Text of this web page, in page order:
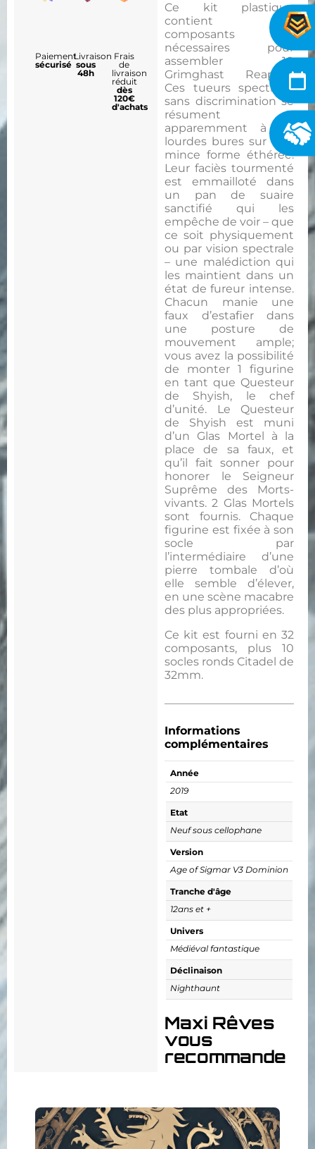
Ce kit plastique
contient les
composants
nécessaires pour
assembler 10
Grimghast Reapers.
Ces tueurs spectraux
sans discrimination se
résument
apparemment à de
lourdes bures sur une
mince forme éthérée.
Leur faciès tourmenté
est emmailloté dans
un pan de suaire
sanctifié qui les
empêche de voir – que
ce soit physiquement
ou par vision spectrale
– une malédiction qui
les maintient dans un
état de fureur intense.
Chacun manie une
faux d’estafier dans
une posture de
mouvement ample;
vous avez la possibilité
de monter 1 figurine
en tant que Questeur
de Shyish, le chef
d’unité. Le Questeur
de Shyish est muni
d’un Glas Mortel à la
place de sa faux, et
qu’il fait sonner pour
honorer le Seigneur
Suprême des Morts-
vivants. 2 Glas Mortels
sont fournis. Chaque
figurine est fixée à son
socle par
l’intermédiaire d’une
pierre tombale d’où
elle semble d’élever,
en une scène macabre
des plus appropriées.
Ce kit est fourni en 32
composants, plus 10
socles ronds Citadel de
32mm.
Informations
complémentaires
Année
2019
Etat
Neuf sous cellophane
Version
Age of Sigmar V3 Dominion
Tranche d'âge
12ans et +
Univers
Médiéval fantastique
Déclinaison
Nighthaunt
Maxi Rêves
vous
recommande
Paiement
sécurisé
Livraison
sous
48h
Frais
de
livraison
réduit
dès
120€
d'achats